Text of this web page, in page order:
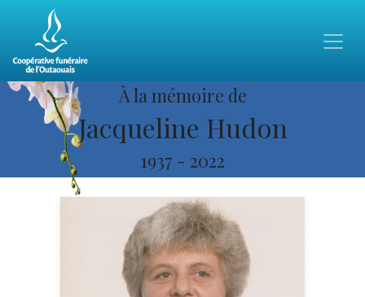
À la mémoire de
Jacqueline Hudon
1937 - 2022